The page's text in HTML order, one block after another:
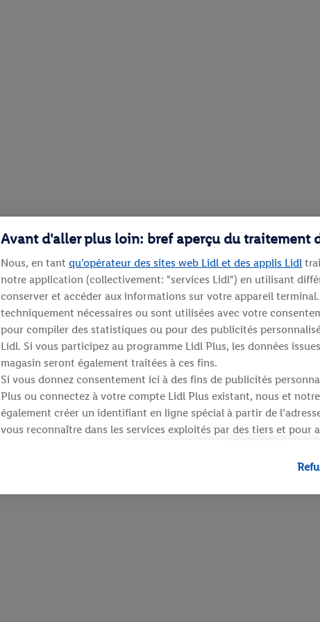
Avant d'aller plus loin: bref aperçu du traitement
Nous, en tant qu’opérateur des sites web Lidl et des applis Lidl
notre application (collectivement: "services Lidl") en utilisant
conserver et accéder aux informations sur votre appareil
techniquement nécessaires ou sont utilisées avec votre
pour compiler des statistiques ou pour des publicités
Lidl. Si vous participez au programme Lidl Plus, les données
magasin seront également traitées à ces fins.
Si vous donnez consentement ici à des fins de publicités
Plus ou connectez à votre compte Lidl Plus existant, nous et
également créer un identifiant en ligne spécial à partir de
vous reconnaître dans les services exploités par des tiers et pour
identifiants qui vous sont attribués et dont dispose Criteo S.A.
Sous réserve de votre accord, les publicités liées au reciblage,
produits pour lesquels vous avez montré de l’intérêt (par